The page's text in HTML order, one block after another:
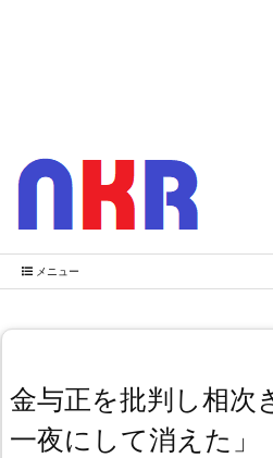
メニュー
金与正を批判し相次
一夜にして消えた」